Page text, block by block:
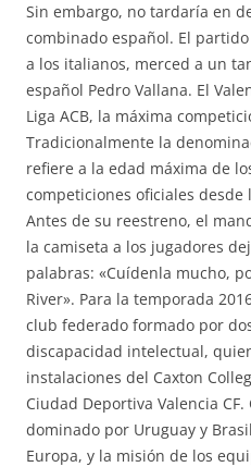
Sin embargo, no tardaría en
combinado español. El
a los italianos, merced a un
español Pedro Vallana. El
Liga ACB, la máxima
Tradicionalmente la
refiere a la edad máxima de
competiciones oficiales desde
Antes de su reestreno, el
la camiseta a los jugadores
palabras: «Cuídenla mucho,
River». Para la temporada
club federado formado por
discapacidad intelectual,
instalaciones del Caxton
Ciudad Deportiva Valencia
dominado por Uruguay y
Europa, y la misión de los